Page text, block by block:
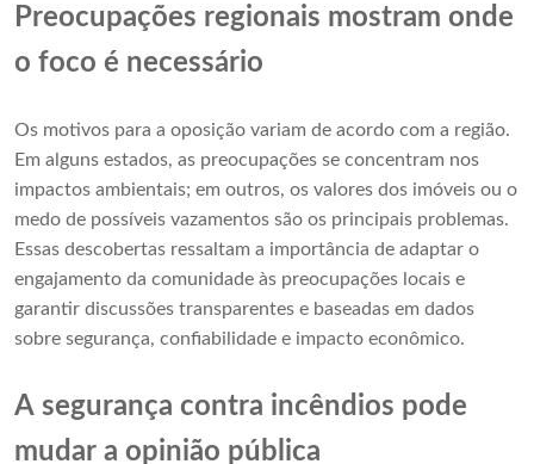
Preocupações regionais mostram onde
o foco é necessário
Os motivos para a oposição variam de acordo com a região.
Em alguns estados, as preocupações se concentram nos
impactos ambientais; em outros, os valores dos imóveis ou o
medo de possíveis vazamentos são os principais problemas.
Essas descobertas ressaltam a importância de adaptar o
engajamento da comunidade às preocupações locais e
garantir discussões transparentes e baseadas em dados
sobre segurança, confiabilidade e impacto econômico.
A segurança contra incêndios pode
mudar a opinião pública